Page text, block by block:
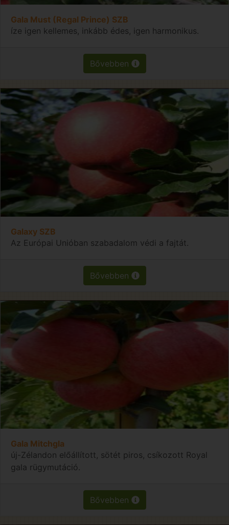
Gala Must (Regal Prince) SZB
íze igen kellemes, inkább édes, igen harmonikus.
Bővebben
Galaxy SZB
Az Európai Unióban szabadalom védi a fajtát.
Bővebben
Gala Mitchgla
új-Zélandon előállított, sötét piros, csíkozott Royal
gala rügymutáció.
Bővebben